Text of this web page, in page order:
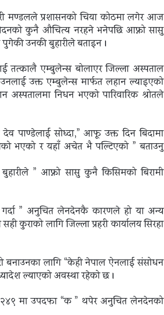
मण्डलले प्रशासनको चिया कोठमा लगेर आज
कुनै औचित्य नरहने भनेपछि आफ्नो सासु
पुगेकी उनकी बुहारीले बताइन ।
तत्कालै एम्बुलेन्स बोलाएर जिल्ला अस्पताल
उक्त एम्बुलेन्स मार्फत लहान ल्याइएको
निधन भएको पारिवारिक श्रोतले
देव पाण्डेलाई सोध्दा,” आफू उक्त दिन बिदामा
भएको र यहाँ अचेत भै पल्टिएको ” बताउनु
” आफ्नो सासु कुनै किसिमको बिरामी
गर्दा ” अनुचित लेनदेनकै कारणले हो या अन्य
कुराको लागि जिल्ला प्रहरी कार्यालय सिरहा
बनाउनका लागि “केही नेपाल ऐनलाई संसोधन
ल्याएको अवस्था रहेको छ ।
मा उपदफा “क ” थपेर अनुचित लेनदेनको